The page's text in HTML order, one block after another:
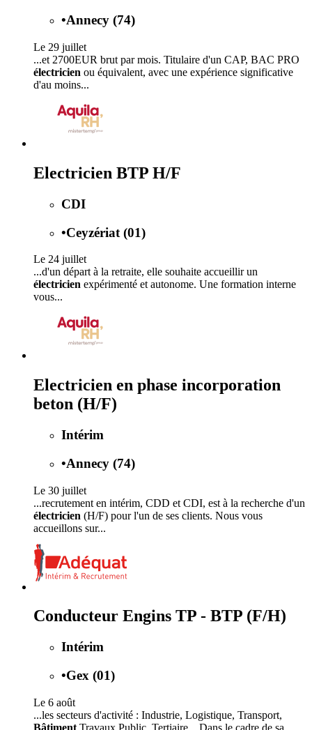
•Annecy (74)
Le 29 juillet
...et 2700EUR brut par mois. Titulaire d'un CAP, BAC PRO
électricien ou équivalent, avec une expérience significative
d'au moins...
Electricien BTP H/F
CDI
•Ceyzériat (01)
Le 24 juillet
...d'un départ à la retraite, elle souhaite accueillir un
électricien expérimenté et autonome. Une formation interne
vous...
Electricien en phase incorporation
beton (H/F)
Intérim
•Annecy (74)
Le 30 juillet
...recrutement en intérim, CDD et CDI, est à la recherche d'un
électricien (H/F) pour l'un de ses clients. Nous vous
accueillons sur...
Conducteur Engins TP - BTP (F/H)
Intérim
•Gex (01)
Le 6 août
...les secteurs d'activité : Industrie, Logistique, Transport,
Bâtiment Travaux Public, Tertiaire... Dans le cadre de sa